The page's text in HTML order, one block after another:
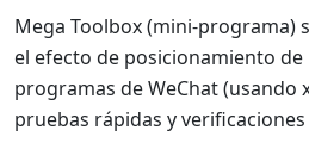
Mega Toolbox (mini-programa)
el efecto de posicionamiento
programas de WeChat (usando
pruebas rápidas y